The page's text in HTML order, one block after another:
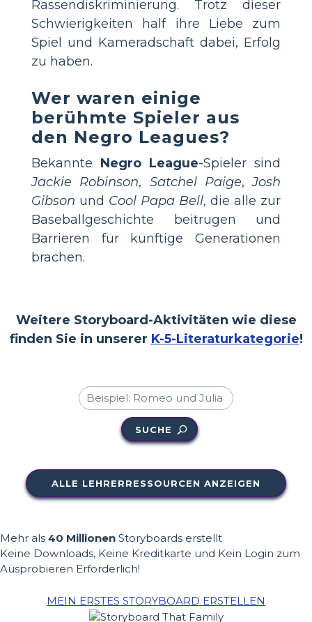
Rassendiskriminierung. Trotz dieser
Schwierigkeiten half ihre Liebe zum
Spiel und Kameradschaft dabei, Erfolg
zu haben.
Wer waren einige
berühmte Spieler aus
den Negro Leagues?
Bekannte Negro League-Spieler sind
Jackie Robinson, Satchel Paige,Josh
Gibson und Cool Papa Bell, die alle zur
Baseballgeschichte beitrugen und
Barrieren für künftige Generationen
brachen.
Weitere Storyboard-Aktivitäten wie diese
finden Sie in unserer K-5-Literaturkategorie!
SUCHE
ALLE LEHRERRESSOURCEN ANZEIGEN
Mehr als 40 Millionen Storyboards erstellt
Keine Downloads, Keine Kreditkarte und Kein Login zum
Ausprobieren Erforderlich!
MEIN ERSTES STORYBOARD ERSTELLEN